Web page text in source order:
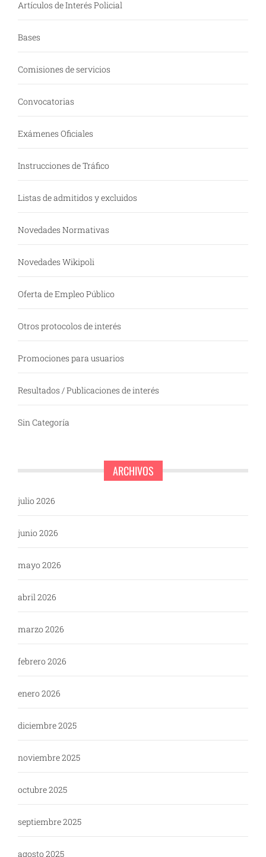
Artículos de Interés Policial
Bases
Comisiones de servicios
Convocatorias
Exámenes Oficiales
Instrucciones de Tráfico
Listas de admitidos y excluidos
Novedades Normativas
Novedades Wikipoli
Oferta de Empleo Público
Otros protocolos de interés
Promociones para usuarios
Resultados / Publicaciones de interés
Sin Categoría
ARCHIVOS
julio 2026
junio 2026
mayo 2026
abril 2026
marzo 2026
febrero 2026
enero 2026
diciembre 2025
noviembre 2025
octubre 2025
septiembre 2025
agosto 2025